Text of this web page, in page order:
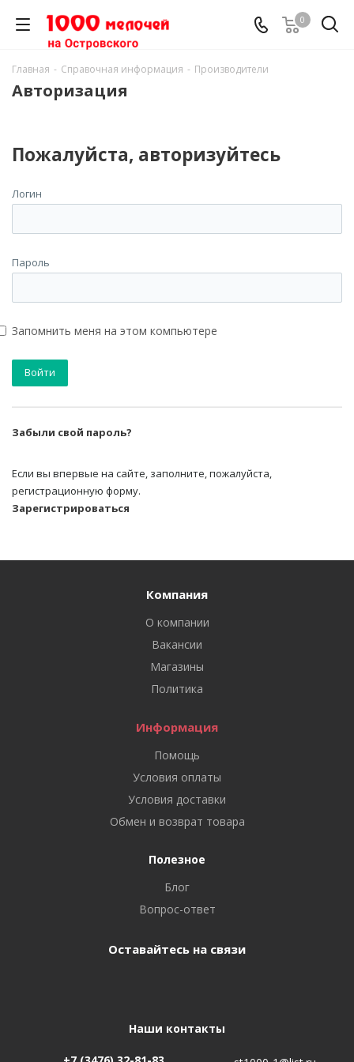
0
Главная - Справочная информация - Производители
Авторизация
Пожалуйста, авторизуйтесь
Логин
Пароль
Запомнить меня на этом компьютере
Забыли свой пароль?
Если вы впервые на сайте, заполните, пожалуйста,
регистрационную форму.
Зарегистрироваться
Компания
О компании
Вакансии
Магазины
Политика
Информация
Помощь
Условия оплаты
Условия доставки
Обмен и возврат товара
Полезное
Блог
Вопрос-ответ
Оставайтесь на связи
Наши контакты